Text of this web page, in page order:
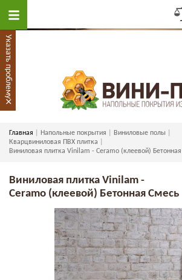
Главная Напольные покрытия
Виниловые полы
Кварцвиниловая ПВХ плитка
Виниловая плитка Vinilam - Ceramo (клеевой)
Виниловая плитка Vinilam -
Ceramo (клеевой) Бетонная Смесь
Указать проблему
×